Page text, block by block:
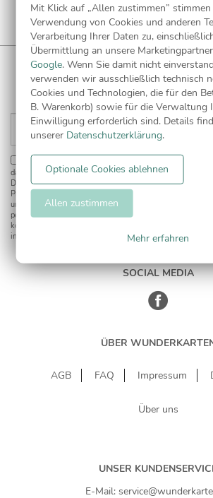
WUNDERKARTEN
Anmelden undCHF 5 Gutschein
dass wir Sie mit neuesten Informationen aus unserem
Dies umfasst den Versand unseres Newsletters. Zudem
Produktinformationen zu Ihren Interessen auf anderen
und Google anzeigen. Um Ihnen diesen Service anbieten
personenbezogenen Daten und teilen diese auch mit
können diese Einwilligung jederzeit widerrufen. Weitere
in unserer Datenschutzerklärung.
SOCIAL MEDIA
ÜBER
AGB FAQ Impressum
Über uns
UNSER
E-Mail:
Mit Klick auf „Allen zustimmen” stimmen
Verwendung von Cookies und anderen
Verarbeitung Ihrer Daten zu,
Übermittlung an unsere
Google. Wenn Sie damit nicht
verwenden wir ausschließlich technisch
Cookies und Technologien, die für den
B. Warenkorb) sowie für die Verwaltung
Einwilligung erforderlich sind. Details
unserer Datenschutzerklärung.
Mehr erfahren
Optionale Cookies ablehnen
Allen zustimmen